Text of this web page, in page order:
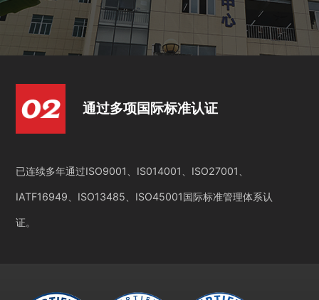
通过多项国际标准认证
已连续多年通过ISO9001、IS014001、ISO27001、
IATF16949、ISO13485、ISO45001国际标准管理体系认
证。